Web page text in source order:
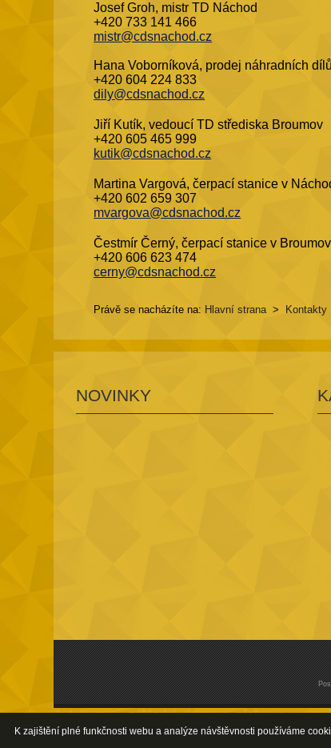
Josef Groh, mistr TD Náchod
+420 733 141 466
mistr@cdsnachod.cz
Hana Voborníková, prodej náhradních
+420 604 224 833
dily@cdsnachod.cz
Jiří Kutík, vedoucí TD střediska Broumov
+420 605 465 999
kutik@cdsnachod.cz
Martina Vargová, čerpací stanice v
+420 602 659 307
mvargova@cdsnachod.cz
Čestmír Černý, čerpací stanice v
+420 606 623 474
cerny@cdsnachod.cz
Právě se nacházíte na: Hlavní strana> Kontakty
NOVINKY
Autobusová, nákladní, doprava, přeprava,
clo, opravárenství, servis, autoservis,
K zajištění plné funkčnosti webu a analýze návštěvnosti používáme